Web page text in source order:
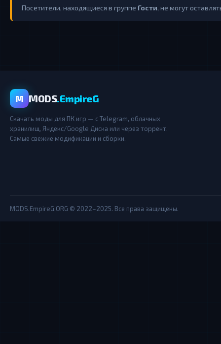
Посетители, находящиеся в группе Гости, не могут
M MODS.EmpireG
Скачать моды для ПК игр — с Telegram, облачных
хранилищ, Яндекс/Google Диска или через торрент.
Самые свежие модификации и сборки.
MODS.EmpireG.ORG © 2022–2025. Все права защищены.